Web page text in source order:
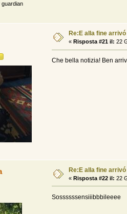
Re:E alla fine
« Risposta #21 il: 22
Che bella notizia! Ben
Re:E alla fine
« Risposta #22 il: 22
Sossssssensiiibbbileeee